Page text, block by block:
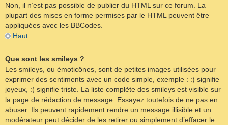
Non, il n’est pas possible de publier du HTML sur ce forum. La
plupart des mises en forme permises par le HTML peuvent être
appliquées avec les BBCodes.
Haut
Que sont les smileys ?
Les smileys, ou émoticônes, sont de petites images utilisées pour
exprimer des sentiments avec un code simple, exemple : :) signifie
joyeux, :( signifie triste. La liste complète des smileys est visible sur
la page de rédaction de message. Essayez toutefois de ne pas en
abuser. Ils peuvent rapidement rendre un message illisible et un
modérateur peut décider de les retirer ou simplement d’effacer le